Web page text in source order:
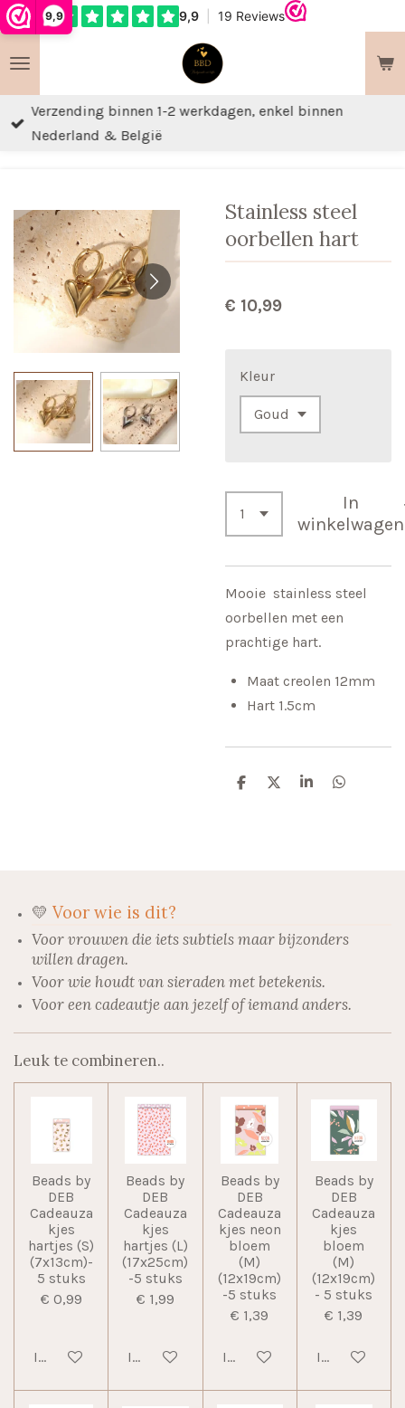
9,9
Ga
naar
de
hoofdinhoud
Verzending binnen 1-2 werkdagen, enkel binnen
Nederland & België
Stainless steel
oorbellen hart
€ 10,99
Kleur
In
winkelwagen
Mooie stainless steel
oorbellen met een
prachtige hart.
Maat creolen 12mm
Hart 1.5cm
D
D
S
D
💛 Voor wie is dit?
Voor vrouwen die iets subtiels maar bijzonders
willen dragen.
Voor wie houdt van sieraden met betekenis.
Voor een cadeautje aan jezelf of iemand anders.
Leuk te combineren..
Beads by
DEB
Cadeauza
kjes
hartjes (S)
(7x13cm)-
5 stuks
€ 0,99
In winkelwagen
Beads by
DEB
Cadeauza
kjes
hartjes (L)
(17x25cm)
-5 stuks
€ 1,99
In winkelwagen
Beads by
DEB
Cadeauza
kjes neon
bloem
(M)
(12x19cm)
-5 stuks
€ 1,39
In winkelwagen
Beads by
DEB
Cadeauza
kjes
bloem
(M)
(12x19cm)
- 5 stuks
€ 1,39
In